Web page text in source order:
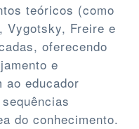
teóricos (como
Vygotsky, Freire e
oferecendo
e
ao educador
do conhecimento.